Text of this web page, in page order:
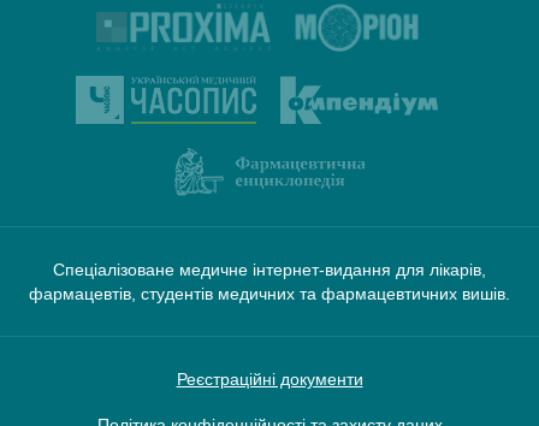
Спеціалізоване медичне інтернет-видання для лікарів,
фармацевтів, студентів медичних та фармацевтичних вишів.
Реєстраційні документи